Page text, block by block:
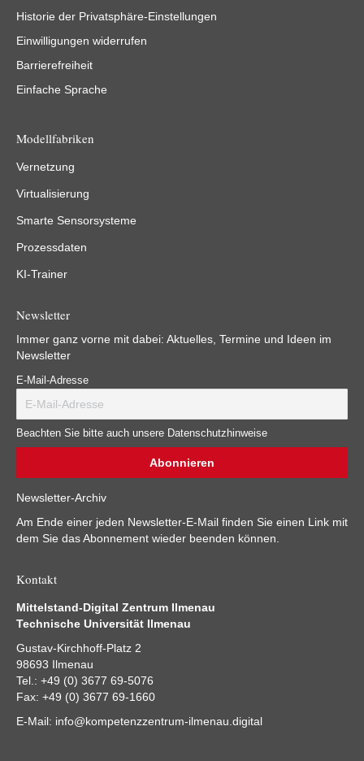
Historie der Privatsphäre-Einstellungen
Einwilligungen widerrufen
Barrierefreiheit
Einfache Sprache
Modellfabriken
Vernetzung
Virtualisierung
Smarte Sensorsysteme
Prozessdaten
KI-Trainer
Newsletter
Immer ganz vorne mit dabei: Aktuelles, Termine und Ideen im
Newsletter
E-Mail-Adresse
Beachten Sie bitte auch unsere Datenschutzhinweise
Newsletter-Archiv
Am Ende einer jeden Newsletter-E-Mail finden Sie einen Link mit
dem Sie das Abonnement wieder beenden können.
Kontakt
Mittelstand-Digital Zentrum Ilmenau
Technische Universität Ilmenau
Gustav-Kirchhoff-Platz 2
98693 Ilmenau
Tel.: +49 (0) 3677 69-5076
Fax: +49 (0) 3677 69-1660
E-Mail: info@kompetenzzentrum-ilmenau.digital